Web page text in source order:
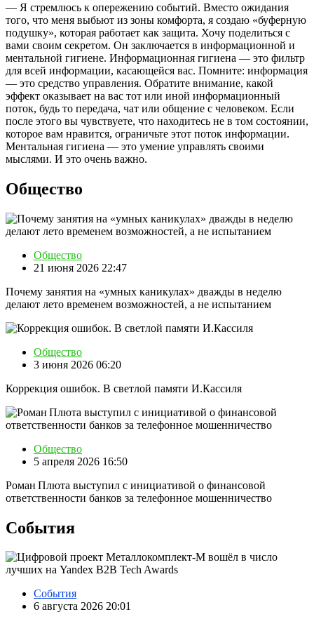
— Я стремлюсь к опережению событий. Вместо ожидания
того, что меня выбьют из зоны комфорта, я создаю «буферную
подушку», которая работает как защита. Хочу поделиться с
вами своим секретом. Он заключается в информационной и
ментальной гигиене. Информационная гигиена — это фильтр
для всей информации, касающейся вас. Помните: информация
— это средство управления. Обратите внимание, какой
эффект оказывает на вас тот или иной информационный
поток, будь то передача, чат или общение с человеком. Если
после этого вы чувствуете, что находитесь не в том состоянии,
которое вам нравится, ограничьте этот поток информации.
Ментальная гигиена — это умение управлять своими
мыслями. И это очень важно.
Общество
Общество
21 июня 2026 22:47
Почему занятия на «умных каникулах» дважды в неделю
делают лето временем возможностей, а не испытанием
Общество
3 июня 2026 06:20
Коррекция ошибок. В светлой памяти И.Кассиля
Общество
5 апреля 2026 16:50
Роман Плюта выступил с инициативой о финансовой
ответственности банков за телефонное мошенничество
События
События
6 августа 2026 20:01